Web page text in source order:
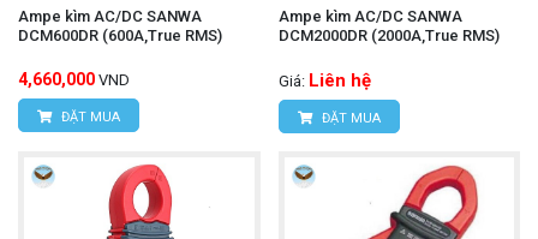
Ampe kìm AC/DC SANWA
DCM600DR (600A,True RMS)
4,660,000 VND
ĐẶT MUA
Ampe kìm AC/DC SANWA
DCM2000DR (2000A,True RMS)
Giá: Liên hệ
ĐẶT MUA